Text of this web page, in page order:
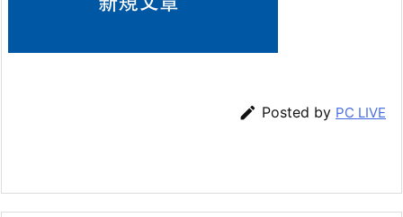
 Posted by PC LIVE